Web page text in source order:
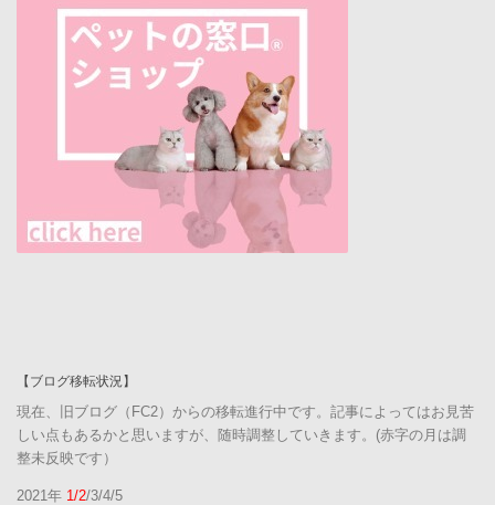
【ブログ移転状況】
現在、旧ブログ（FC2）からの移転進行中です。記事によってはお見苦
しい点もあるかと思いますが、随時調整していきます。(赤字の月は調
整未反映です）
2021年 1/2/3/4/5